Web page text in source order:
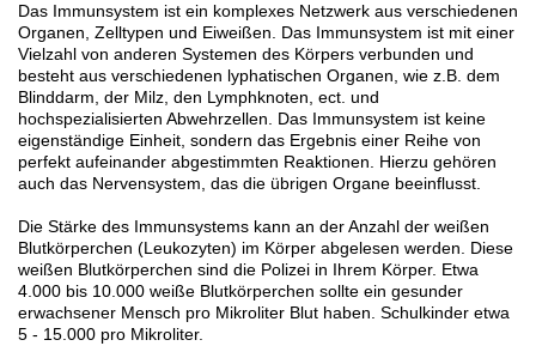
Das Immunsystem ist ein komplexes Netzwerk aus verschiedenen
Organen, Zelltypen und Eiweißen. Das Immunsystem ist mit einer
Vielzahl von anderen Systemen des Körpers verbunden und
besteht aus verschiedenen lyphatischen Organen, wie z.B. dem
Blinddarm, der Milz, den Lymphknoten, ect. und
hochspezialisierten Abwehrzellen. Das Immunsystem ist keine
eigenständige Einheit, sondern das Ergebnis einer Reihe von
perfekt aufeinander abgestimmten Reaktionen. Hierzu gehören
auch das Nervensystem, das die übrigen Organe beeinflusst.
Die Stärke des Immunsystems kann an der Anzahl der weißen
Blutkörperchen (Leukozyten) im Körper abgelesen werden. Diese
weißen Blutkörperchen sind die Polizei in Ihrem Körper. Etwa
4.000 bis 10.000 weiße Blutkörperchen sollte ein gesunder
erwachsener Mensch pro Mikroliter Blut haben. Schulkinder etwa
5 - 15.000 pro Mikroliter.